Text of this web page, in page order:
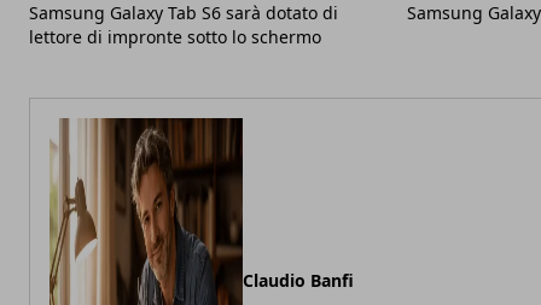
Samsung Galaxy Tab S6 sarà dotato di
lettore di impronte sotto lo schermo
Samsung
Claudio Banfi